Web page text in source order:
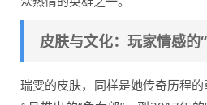
皮肤与文化：玩家情感的
瑞雯的皮肤，同样是她传奇历程